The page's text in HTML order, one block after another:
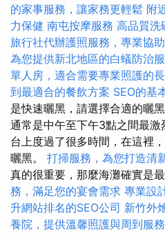
的家事服務，讓家務更輕鬆 附
力保健 南屯按摩服務 高品質洗
旅行社代辦護照服務，專業協
為您提供新北地區的白蟻防治
單人房，適合需要專業照護的
到最適合的餐飲方案 SEO的基
是快速曬黑，請選擇合適的曬
通常是中午至下午3點之間最
台上度過了很多時間，在這裡
曬黑。 打掃服務，為您打造清
真的很重要，那麼海灘確實是
務，滿足您的宴會需求 專業設
升網站排名的SEO公司 新竹外
養院，提供溫馨照護與周到服